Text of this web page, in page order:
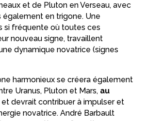
et de Pluton en Verseau, avec
également en trigone. Une
si fréquente où toutes ces
nouveau signe, travaillent
dynamique novatrice (signes
harmonieux se créera également
Uranus, Pluton et Mars, au
et devrait contribuer à impulser et
novatrice. André Barbault